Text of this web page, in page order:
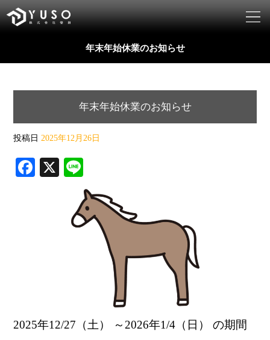
年末年始休業のお知らせ
年末年始休業のお知らせ
投稿日 2025年12月26日
Fa X
ne
2025年12/27（土） ～2026年1/4（日）
の期間